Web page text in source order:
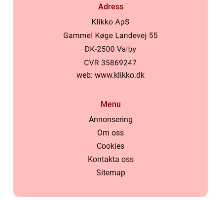
Adress
web: www.klikko.dk
Menu
Annonsering
Om oss
Cookies
Kontakta oss
Sitemap